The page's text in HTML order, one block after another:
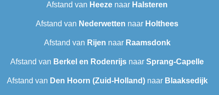
Afstand van Heeze naar Halsteren
Afstand van Nederwetten naar Holthees
Afstand van Rijen naar Raamsdonk
Afstand van Berkel en Rodenrijs naar Sprang-Capelle
Afstand van Den Hoorn (Zuid-Holland)naar Blaaksedijk